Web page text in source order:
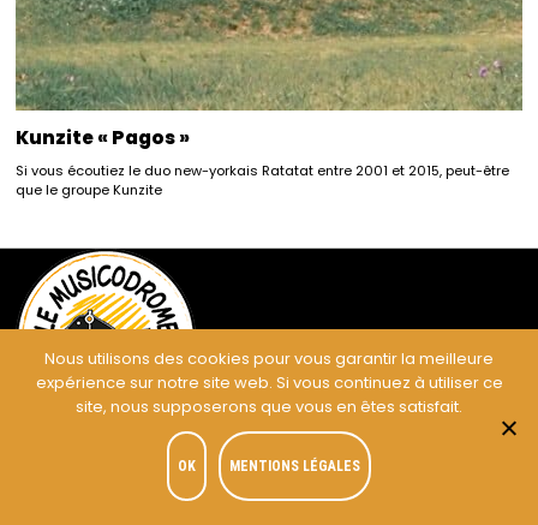
Kunzite « Pagos »
Si vous écoutiez le duo new-yorkais Ratatat entre 2001 et 2015, peut-être
que le groupe Kunzite
Nous utilisons des cookies pour vous garantir la meilleure
expérience sur notre site web. Si vous continuez à utiliser ce
site, nous supposerons que vous en êtes satisfait.
OK MENTIONS LÉGALES